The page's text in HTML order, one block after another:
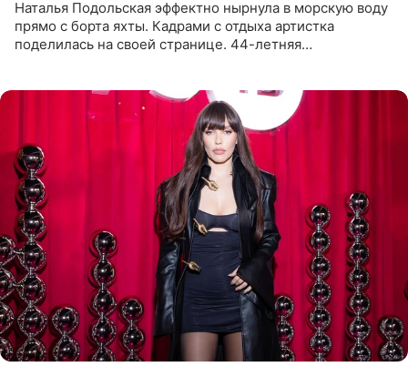
Наталья Подольская эффектно нырнула в морскую воду
прямо с борта яхты. Кадрами с отдыха артистка
поделилась на своей странице. 44-летняя